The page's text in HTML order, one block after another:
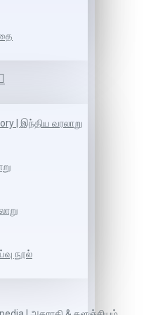
| இந்திய வரலாறு
நூல்